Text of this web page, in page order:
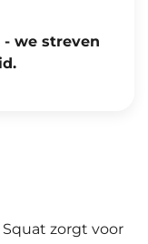
we streven
zorgt voor